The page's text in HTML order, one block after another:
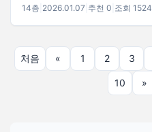
14층 2026.01.07 추천 0 조회 1524
처음 « 1 2 3
10 »